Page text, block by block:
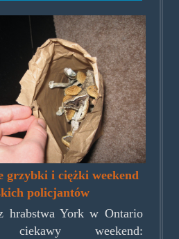
grzybki i ciężki weekend
policjantów
hrabstwa York w Ontario
ciekawy weekend: